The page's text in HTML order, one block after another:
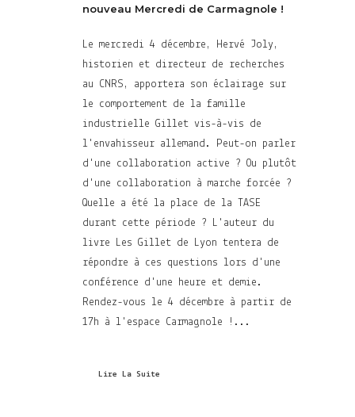
nouveau Mercredi de Carmagnole !
Le mercredi 4 décembre, Hervé Joly,
historien et directeur de recherches
au CNRS, apportera son éclairage sur
le comportement de la famille
industrielle Gillet vis-à-vis de
l'envahisseur allemand. Peut-on parler
d'une collaboration active ? Ou plutôt
d'une collaboration à marche forcée ?
Quelle a été la place de la TASE
durant cette période ? L'auteur du
livre Les Gillet de Lyon tentera de
répondre à ces questions lors d'une
conférence d'une heure et demie.
Rendez-vous le 4 décembre à partir de
17h à l'espace Carmagnole !...
Lire La Suite